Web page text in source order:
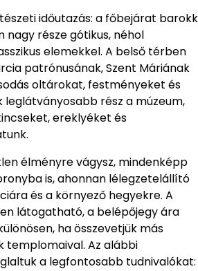
időutazás: a főbejárat barokk
nagy része gótikus, néhol
elemekkel. A belső térben
patrónusának, Szent Máriának
oltárokat, festményeket és
leglátványosabb rész a múzeum,
ereklyéket és
élményre vágysz, mindenképp
is, ahonnan lélegzetelállító
és a környező hegyekre. A
látogatható, a belépőjegy ára
ha összevetjük más
templomaival. Az alábbi
a legfontosabb tudnivalókat: